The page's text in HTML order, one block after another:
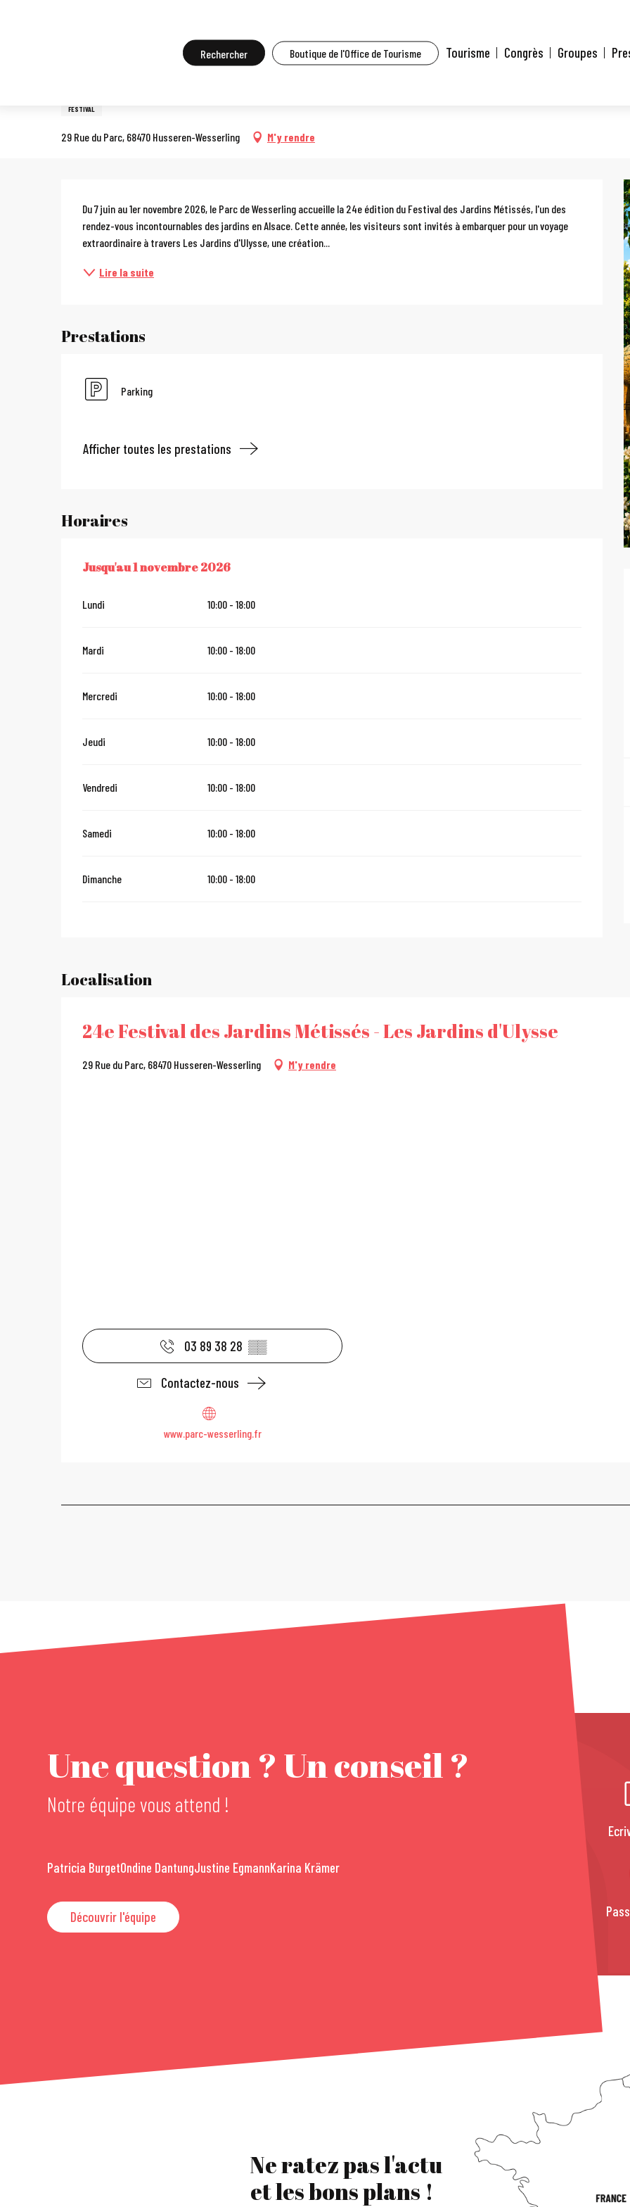
Boutique de l'Office de Tourisme
Recherche Tourisme Congrès Groupes
FESTIVAL
29 Rue du Parc, 68470 Husseren-Wesserling M'y rendre
Description
Du 7 juin au 1er novembre 2026, le Parc de Wesserling accueille la 24e édition du Festival des Jardins Métissés, l'un des
rendez-vous incontournables des jardins en Alsace. Cette année, les visiteurs sont invités à embarquer pour un voyage
extraordinaire à travers Les Jardins d'Ulysse, une création...
Lire la suite
Prestations
Parking
Afficher toutes les prestations
Horaires
DU7 JUIN 2026AU1 NOVEMBRE 2026
Jusqu'au1 novembre 2026
Lundi 10:00 - 18:00
Mardi 10:00 - 18:00
Mercredi 10:00 - 18:00
Jeudi 10:00 - 18:00
Vendredi 10:00 - 18:00
Samedi 10:00 - 18:00
Dimanche 10:00 - 18:00
Localisation
24e Festival des Jardins Métissés - Les Jardins d'Ulysse
29 Rue du Parc, 68470 Husseren-Wesserling M'y rendre
03 89 38 28 ▒▒
Contactez-nous
www.parc-wesserling.fr
Une question ? Un conseil ?
Notre équipe vous attend !
Patricia BurgetOndine DantungJustine EgmannKarina Krämer
Découvrir l'équipe
Ne ratez pas l'actu
et les bons plans !